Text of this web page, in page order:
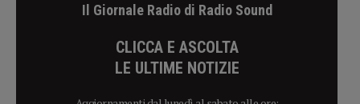
Il Giornale Radio di Radio Sound
CLICCA E ASCOLTA
LE ULTIME NOTIZIE